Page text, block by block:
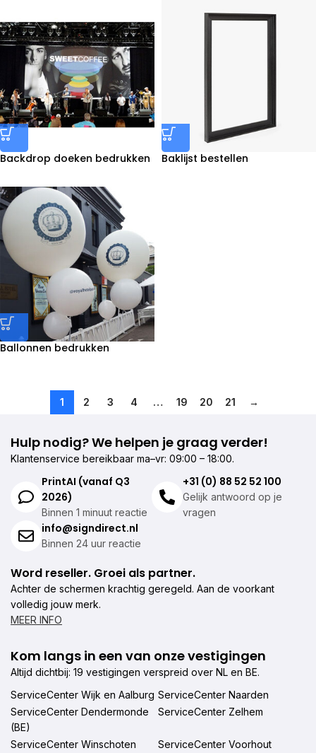
Backdrop doeken bedrukken Baklijst bestellen
Ballonnen bedrukken
1 2 3 4 … 19 20 21 →
Hulp nodig? We helpen je graag verder!
Klantenservice bereikbaar ma–vr: 09:00 – 18:00.
PrintAI (vanaf Q3
2026)
Binnen 1 minuut reactie
+31 (0) 88 52 52 100
Gelijk antwoord op je
vragen
info@signdirect.nl
Binnen 24 uur reactie
Word reseller. Groei als partner.
Achter de schermen krachtig geregeld. Aan de voorkant
volledig jouw merk.
MEER INFO
Kom langs in een van onze vestigingen
Altijd dichtbij: 19 vestigingen verspreid over NL en BE.
ServiceCenter Wijk en Aalburg ServiceCenter Naarden
ServiceCenter Dendermonde
(BE)
ServiceCenter Zelhem
ServiceCenter Winschoten
ServiceCenter Voorhout